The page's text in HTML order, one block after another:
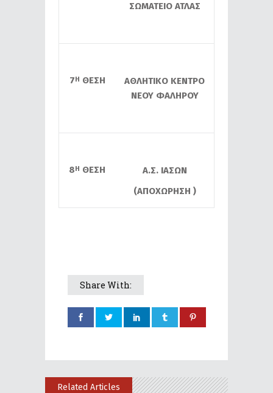
ΣΩΜΑΤΕΙΟ ΑΤΛΑΣ
7Η ΘΕΣΗ
ΑΘΛΗΤΙΚΟ ΚΕΝΤΡΟ
ΝΕΟΥ ΦΑΛΗΡΟΥ
8Η ΘΕΣΗ
Α.Σ. ΙΑΣΩΝ
(ΑΠΟΧΩΡΗΣΗ )
Share With:
Related Articles